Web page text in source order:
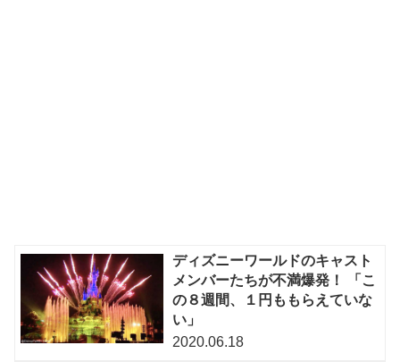
ディズニーワールドのキャスト
メンバーたちが不満爆発！ 「こ
の８週間、１円ももらえていな
い」
2020.06.18